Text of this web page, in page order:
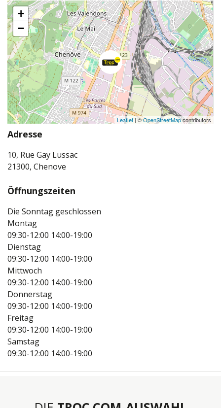
+
−
Leaflet | ©OpenStreetMapcontributors
Adresse
10, Rue Gay Lussac
21300, Chenove
Öffnungszeiten
Die Sonntag geschlossen
Montag
09:30-12:00 14:00-19:00
Dienstag
09:30-12:00 14:00-19:00
Mittwoch
09:30-12:00 14:00-19:00
Donnerstag
09:30-12:00 14:00-19:00
Freitag
09:30-12:00 14:00-19:00
Samstag
09:30-12:00 14:00-19:00